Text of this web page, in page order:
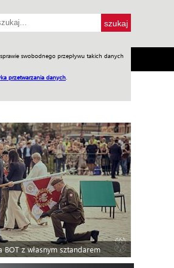
swobodnego przepływu takich danych
przetwarzania danych
Praca w WIW
BOT z własnym sztandarem